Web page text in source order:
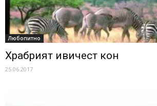
Любопитно
Храбрият ивичест кон
25.06.2017